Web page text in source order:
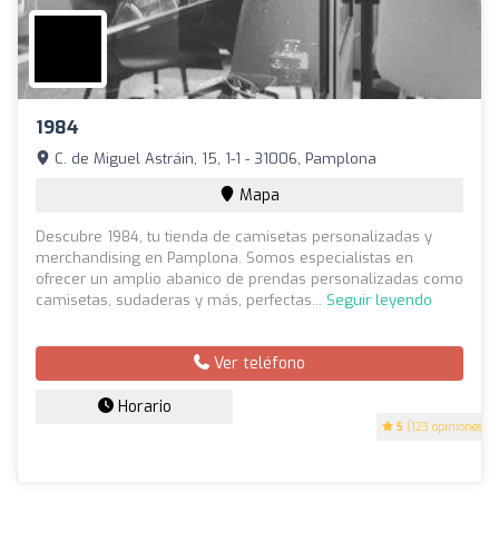
1984
5 (123 opiniones)
C. de Miguel Astráin, 15, 1-1 - 31006, Pamplona
Mapa
Descubre 1984, tu tienda de camisetas personalizadas y
merchandising en Pamplona. Somos especialistas en
ofrecer un amplio abanico de prendas personalizadas como
camisetas, sudaderas y más, perfectas... Seguir leyendo
Ver teléfono
Horario